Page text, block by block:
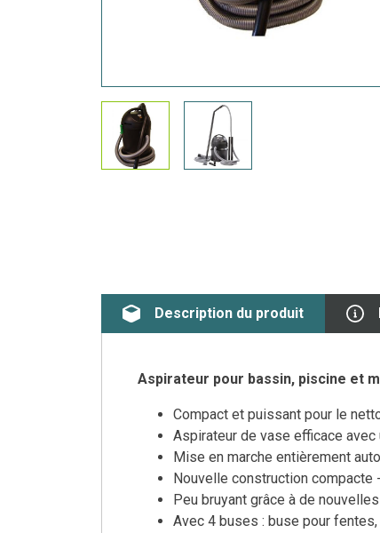
Description du produit
Aspirateur pour bassin, piscine et
Compact et puissant pour le
Aspirateur de vase efficace
Mise en marche entièrement
Nouvelle construction
Peu bruyant grâce à de
Avec 4 buses : buse pour